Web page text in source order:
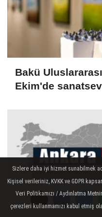
Bakü
Ekim'de
Sizlere daha iyi hizmet sunabilmek
Kişisel verileriniz, KVKK ve GDPR
Veri Politikamızı / Aydınlatma
çerezleri kullanmamızı kabul etmiş